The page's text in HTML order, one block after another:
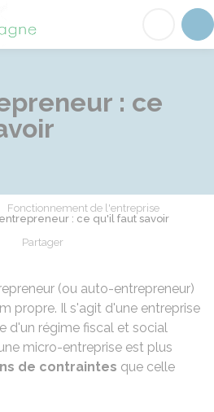
Angeac-Champagne
: ce
Fonctionnement de l'entreprise
: ce qu'il faut savoir
Partager
(ou auto-entrepreneur)
propre. Il s'agit d'une entreprise
d'un régime fiscal et social
micro-entreprise est plus
de contraintes que celle